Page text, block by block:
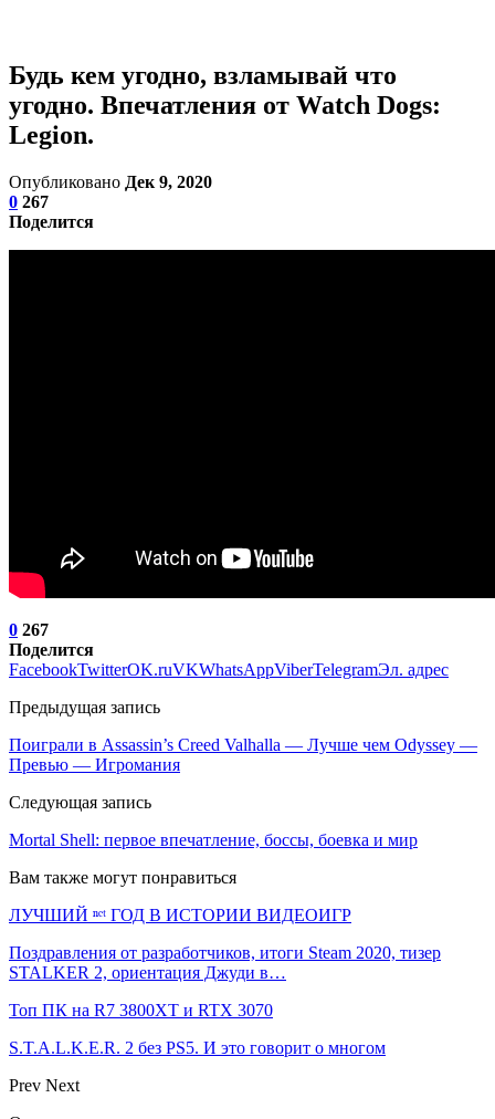
Будь кем угодно, взламывай что
угодно. Впечатления от Watch Dogs:
Legion.
Опубликовано Дек 9, 2020
0 267
Поделится
0 267
Поделится
FacebookTwitterOK.ruVKWhatsAppViberTelegramЭл. адрес
Предыдущая запись
Поиграли в Assassin’s Creed Valhalla — Лучше чем Odyssey —
Превью — Игромания
Следующая запись
Mortal Shell: первое впечатление, боссы, боевка и мир
Вам также могут понравиться
ЛУЧШИЙ ⁿᵉᵗ ГОД В ИСТОРИИ ВИДЕОИГР
Поздравления от разработчиков, итоги Steam 2020, тизер
STALKER 2, ориентация Джуди в…
Топ ПК на R7 3800XT и RTX 3070
S.T.A.L.K.E.R. 2 без PS5. И это говорит о многом
Prev Next